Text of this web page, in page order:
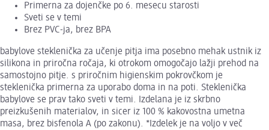
Primerna za dojenčke po 6. mesecu starosti
Sveti se v temi
Brez PVC-ja, brez BPA
babylove steklenička za učenje pitja ima posebno mehak ustnik iz
silikona in priročna ročaja, ki otrokom omogočajo lažji prehod na
samostojno pitje. s priročnim higienskim pokrovčkom je
steklenička primerna za uporabo doma in na poti. Steklenička
babylove se prav tako sveti v temi. Izdelana je iz skrbno
preizkušenih materialov, in sicer iz 100 % kakovostna umetna
masa, brez bisfenola A (po zakonu). *Izdelek je na voljo v več